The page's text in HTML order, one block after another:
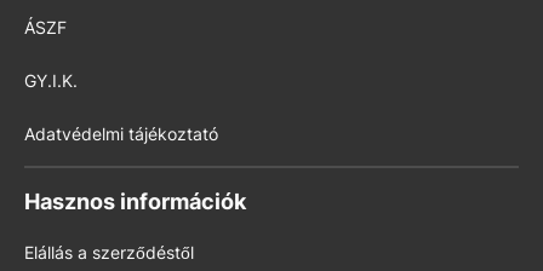
ÁSZF
GY.I.K.
Adatvédelmi tájékoztató
Hasznos információk
Elállás a szerződéstől